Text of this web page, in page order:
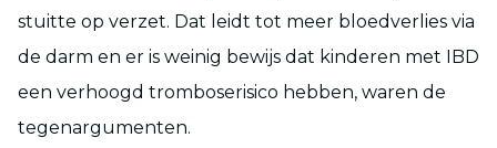
stuitte op verzet. Dat leidt tot meer bloedverlies via
de darm en er is weinig bewijs dat kinderen met IBD
een verhoogd tromboserisico hebben, waren de
tegenargumenten.